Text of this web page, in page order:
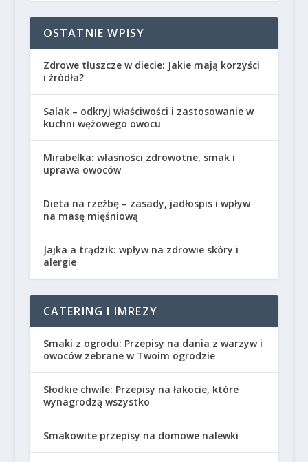
OSTATNIE WPISY
Zdrowe tłuszcze w diecie: Jakie mają korzyści
i źródła?
Salak – odkryj właściwości i zastosowanie w
kuchni wężowego owocu
Mirabelka: własności zdrowotne, smak i
uprawa owoców
Dieta na rzeźbę – zasady, jadłospis i wpływ
na masę mięśniową
Jajka a trądzik: wpływ na zdrowie skóry i
alergie
CATERING I IMREZY
Smaki z ogrodu: Przepisy na dania z warzyw i
owoców zebrane w Twoim ogrodzie
Słodkie chwile: Przepisy na łakocie, które
wynagrodzą wszystko
Smakowite przepisy na domowe nalewki